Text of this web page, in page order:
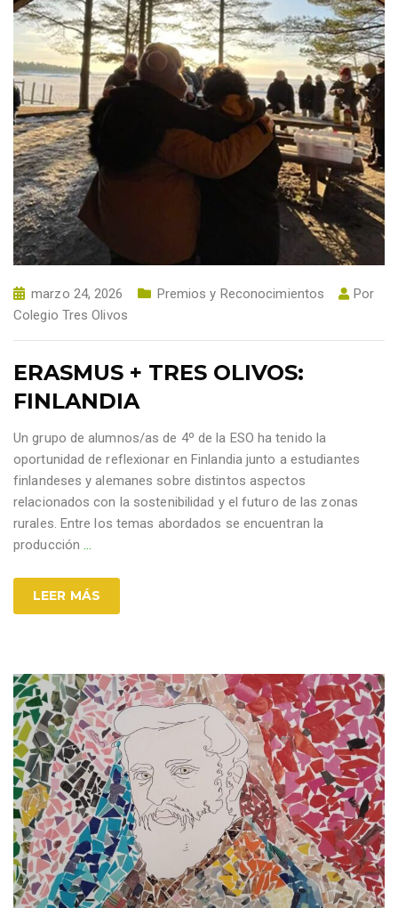
marzo 24, 2026 Premios y Reconocimientos
Por
Colegio Tres Olivos
ERASMUS + TRES OLIVOS:
FINLANDIA
Un grupo de alumnos/as de 4º de la ESO ha tenido la
oportunidad de reflexionar en Finlandia junto a estudiantes
finlandeses y alemanes sobre distintos aspectos
relacionados con la sostenibilidad y el futuro de las zonas
rurales. Entre los temas abordados se encuentran la
producción…
LEER MÁS